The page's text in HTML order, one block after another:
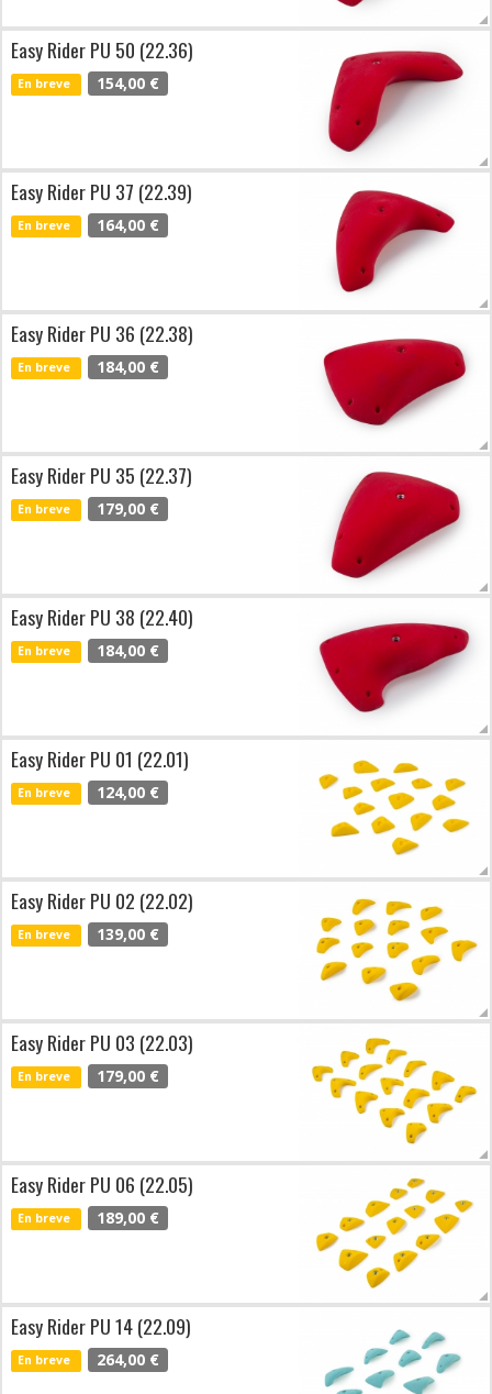
Easy Rider PU 50 (22.36)
En breve 154,00 €
Easy Rider PU 37 (22.39)
En breve 164,00 €
Easy Rider PU 36 (22.38)
En breve 184,00 €
Easy Rider PU 35 (22.37)
En breve 179,00 €
Easy Rider PU 38 (22.40)
En breve 184,00 €
Easy Rider PU 01 (22.01)
En breve 124,00 €
Easy Rider PU 02 (22.02)
En breve 139,00 €
Easy Rider PU 03 (22.03)
En breve 179,00 €
Easy Rider PU 06 (22.05)
En breve 189,00 €
Easy Rider PU 14 (22.09)
En breve 264,00 €